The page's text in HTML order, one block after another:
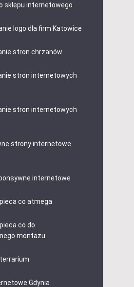
sklepu internetowego
logo dla firm Katowice
stron chrzanów
stron internetowych
stron internetowych
strony internetowe
internetowe
co atmega
co do
montażu
Gdynia